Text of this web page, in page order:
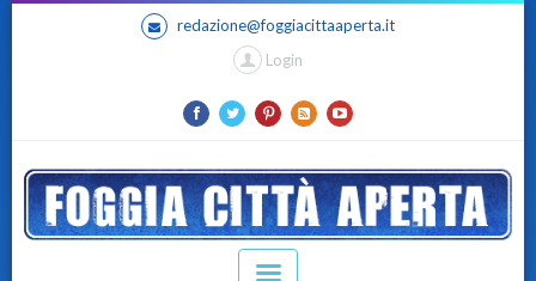
redazione@foggiacittaaperta.it
Login